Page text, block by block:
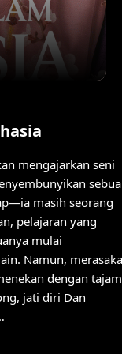
mengajarkan seni
masih seorang
pelajaran yang
mulai
Namun,
dengan
jati diri Dan